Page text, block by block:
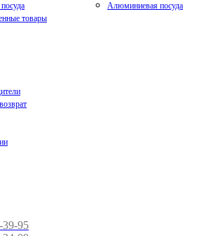
товары
Алюминиевая посуда
39-95